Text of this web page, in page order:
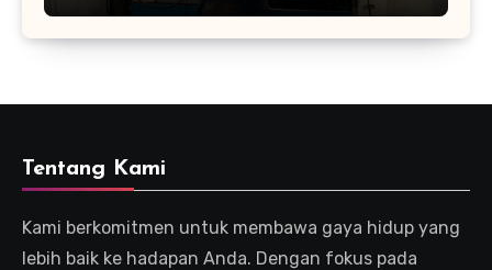
Tentang Kami
Kami berkomitmen untuk membawa gaya hidup yang
lebih baik ke hadapan Anda. Dengan fokus pada